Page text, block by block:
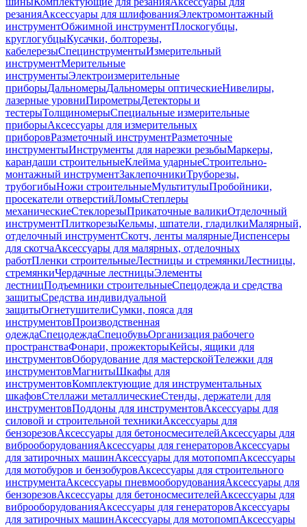
резанияАксессуары для шлифованияЭлектромонтажный
инструментОбжимной инструментПлоскогубцы,
круглогубцыКусачки, болторезы,
кабелерезыСпецинструментыИзмерительный
инструментМерительные
инструментыЭлектроизмерительные
приборыДальномерыДальномеры оптическиеНивелиры,
лазерные уровниПирометрыДетекторы и
тестерыТолщиномерыСпециальные измерительные
приборыАксессуары для измерительных
приборовРазметочный инструментРазметочные
инструментыИнструменты для нарезки резьбыМаркеры,
карандаши строительныеКлейма ударныеСтроительно-
монтажный инструментЗаклепочникиТруборезы,
трубогибыНожи строительныеМультитулыПробойники,
просекатели отверстийЛомыСтеплеры
механическиеСтеклорезыПрикаточные валикиОтделочный
инструментПлиткорезыКельмы, шпатели, гладилкиМалярный,
отделочный инструментСкотч, ленты малярныеДиспенсеры
для скотчаАксессуары для малярных, отделочных
работПленки строительныеЛестницы и стремянкиЛестницы,
стремянкиЧердачные лестницыЭлементы
лестницПодъемники строительныеСпецодежда и средства
защитыСредства индивидуальной
защитыОгнетушителиСумки, пояса для
инструментовПроизводственная
одеждаСпецодеждаСпецобувьОрганизация рабочего
пространстваФонари, прожекторыКейсы, ящики для
инструментовОборудование для мастерскойТележки для
инструментовМагнитыШкафы для
инструментовКомплектующие для инструментальных
шкафовСтеллажи металлическиеСтенды, держатели для
инструментовПоддоны для инструментовАксессуары для
силовой и строительной техникиАксессуары для
бензорезовАксессуары для бетоносмесителейАксессуары для
виброоборудованияАксессуары для генераторовАксессуары
для затирочных машинАксессуары для мотопомпАксессуары
для мотобуров и бензобуровАксессуары для строительного
инструментаАксессуары пневмооборудованияАксессуары для
бензорезовАксессуары для бетоносмесителейАксессуары для
виброоборудованияАксессуары для генераторовАксессуары
для затирочных машинАксессуары для мотопомпАксессуары